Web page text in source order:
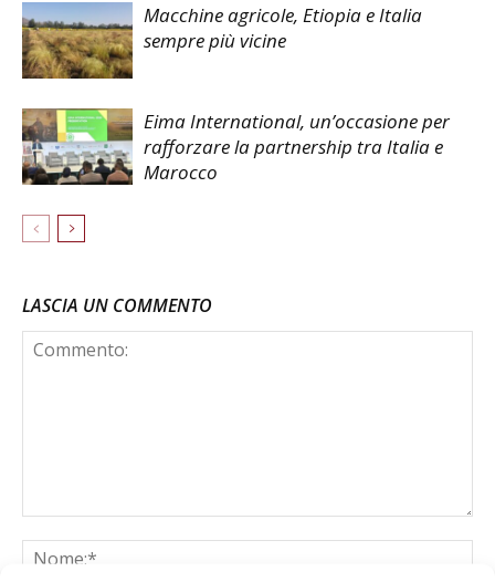
Macchine agricole, Etiopia e Italia
sempre più vicine
Eima International, un’occasione per
rafforzare la partnership tra Italia e
Marocco
LASCIA UN COMMENTO